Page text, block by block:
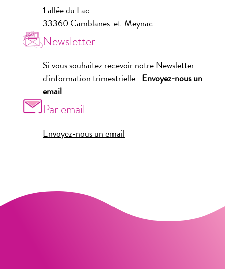
1 allée du Lac
33360 Camblanes-et-Meynac
Newsletter
Si vous souhaitez recevoir notre Newsletter
d'information trimestrielle : Envoyez-nous un
email
Par email
Envoyez-nous un email